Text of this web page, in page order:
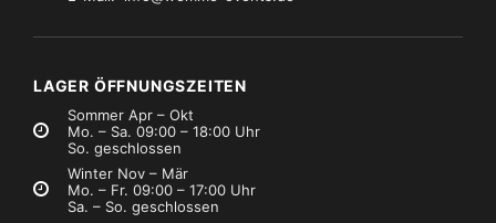
LAGER ÖFFNUNGSZEITEN
Sommer Apr – Okt
Mo. – Sa. 09:00 – 18:00 Uhr
So. geschlossen
Winter Nov – Mär
Mo. – Fr. 09:00 – 17:00 Uhr
Sa. – So. geschlossen